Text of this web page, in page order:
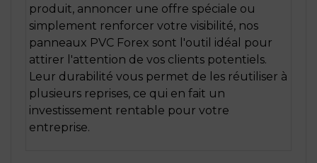
produit, annoncer une offre spéciale ou
simplement renforcer votre visibilité, nos
panneaux PVC Forex sont l'outil idéal pour
attirer l'attention de vos clients potentiels.
Leur durabilité vous permet de les réutiliser à
plusieurs reprises, ce qui en fait un
investissement rentable pour votre
entreprise.